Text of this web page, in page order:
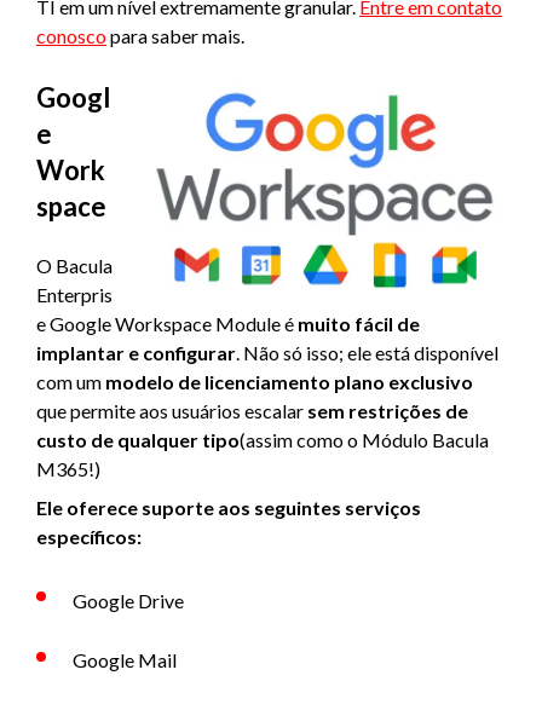
TI em um nível extremamente granular. Entre em contato
conoscopara saber mais.
Googl
e
Work
space
O Bacula
Enterpris
e Google Workspace Module é muito fácil de
implantar e configurar . Não só isso; ele está disponível
com um modelo de licenciamento plano exclusivo
que permite aos usuários escalar sem restrições de
custo de qualquer tipo(assim como o Módulo Bacula
M365!)
Ele oferece suporte aos seguintes serviços
específicos:
Google Drive
Google Mail